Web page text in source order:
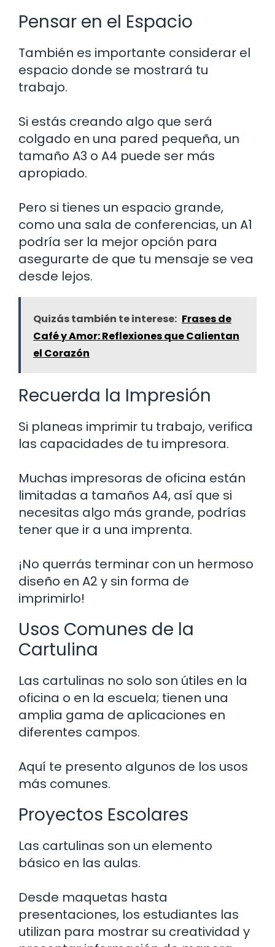
Pensar en el Espacio
También es importante considerar el
espacio donde se mostrará tu
trabajo.
Si estás creando algo que será
colgado en una pared pequeña, un
tamaño A3 o A4 puede ser más
apropiado.
Pero si tienes un espacio grande,
como una sala de conferencias, un A1
podría ser la mejor opción para
asegurarte de que tu mensaje se vea
desde lejos.
Quizás también te interese: Frases de
Café y Amor: Reflexiones que Calientan
el Corazón
Recuerda la Impresión
Si planeas imprimir tu trabajo, verifica
las capacidades de tu impresora.
Muchas impresoras de oficina están
limitadas a tamaños A4, así que si
necesitas algo más grande, podrías
tener que ir a una imprenta.
¡No querrás terminar con un hermoso
diseño en A2 y sin forma de
imprimirlo!
Usos Comunes de la
Cartulina
Las cartulinas no solo son útiles en la
oficina o en la escuela; tienen una
amplia gama de aplicaciones en
diferentes campos.
Aquí te presento algunos de los usos
más comunes.
Proyectos Escolares
Las cartulinas son un elemento
básico en las aulas.
Desde maquetas hasta
presentaciones, los estudiantes las
utilizan para mostrar su creatividad y